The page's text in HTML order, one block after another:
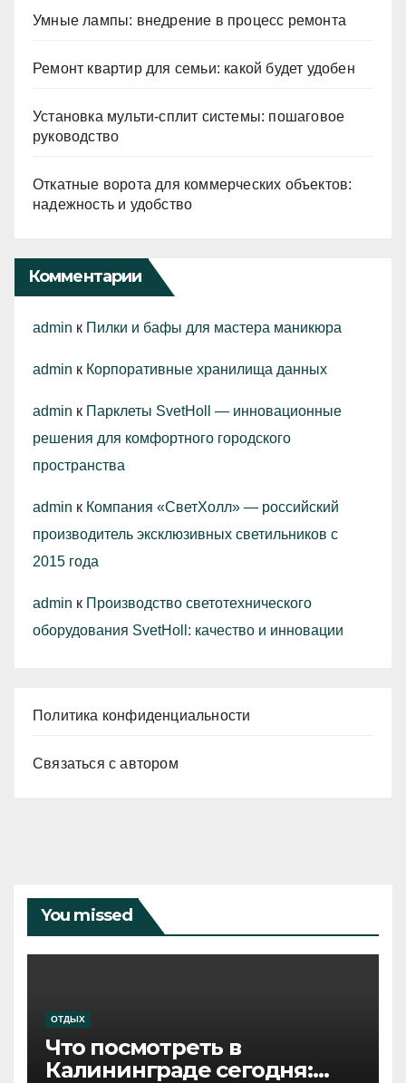
Умные лампы: внедрение в процесс ремонта
Ремонт квартир для семьи: какой будет удобен
Установка мульти-сплит системы: пошаговое
руководство
Откатные ворота для коммерческих объектов:
надежность и удобство
Комментарии
admin к Пилки и бафы для мастера маникюра
admin к Корпоративные хранилища данных
admin к Парклеты SvetHoll — инновационные
решения для комфортного городского
пространства
admin к Компания «СветХолл» — российский
производитель эксклюзивных светильников с
2015 года
admin к Производство светотехнического
оборудования SvetHoll: качество и инновации
Политика конфиденциальности
Связаться с автором
You missed
ОТДЫХ
Что посмотреть в
Калининграде сегодня: